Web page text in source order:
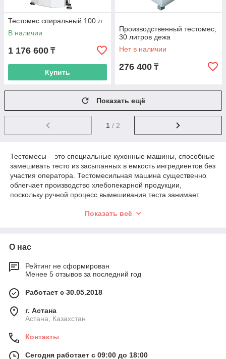
Тестомес спиральный 100 л
В наличии
1 176 600 ₸
Купить
Производственный тестомес,
30 литров дежа
Нет в наличии
276 400 ₸
Показать ещё
1 / 2
Тестомесы – это специальные кухонные машины, способные
замешивать тесто из засыпанных в емкость ингредиентов без
участия оператора. Тестомесильная машина существенно
облегчает производство хлебопекарной продукции,
поскольку ручной процесс вымешивания теста занимает
Тестомешалка автоматизирует и ускоряет процесс, доводя
тестомесителей оснащены набором сменных насадок, что
применения агрегата, позволяя использовать устройство в
качестве миксера для кремов, жидкого теста для блинчиков,
Купить профессиональный тестомес по выгодной цене
можно на сайте интернет-магазина Fastcook.kz. У нас
представлен большой выбор тестомесов, которые можно
Принцип работы тестомеса достаточно простой. Но, не стоит
недооценивать важность устройства на кухне в кафе или в
Показать всё
О нас
Рейтинг не сформирован
Менее 5 отзывов за последний год
Работает с 30.05.2018
г. Астана
Астана, Казахстан
Контакты
Сегодня работает с 09:00 до 18:00